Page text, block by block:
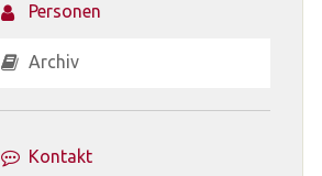
Personen
Archiv
Kontakt